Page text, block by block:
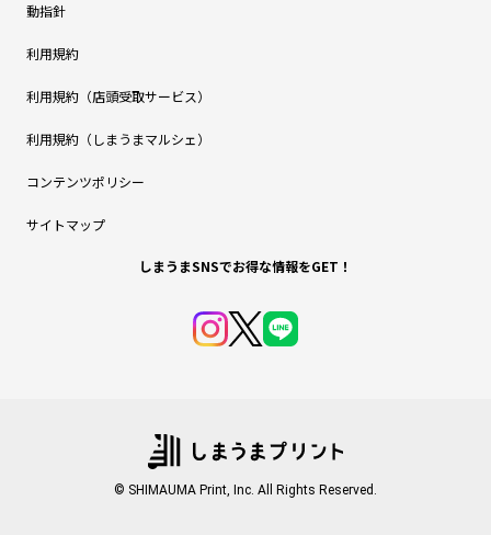
動指針
利用規約
利用規約（店頭受取サービス）
利用規約（しまうまマルシェ）
コンテンツポリシー
サイトマップ
しまうまSNSでお得な情報をGET！
© SHIMAUMA Print, Inc. All Rights Reserved.